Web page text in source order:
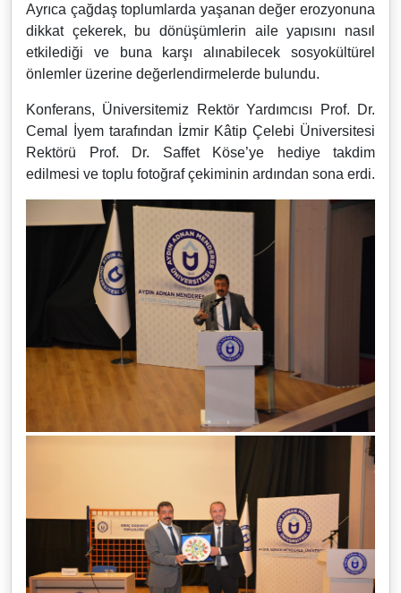
Ayrıca çağdaş toplumlarda yaşanan değer erozyonuna
dikkat çekerek, bu dönüşümlerin aile yapısını nasıl
etkilediği ve buna karşı alınabilecek sosyokültürel
önlemler üzerine değerlendirmelerde bulundu.
Konferans, Üniversitemiz Rektör Yardımcısı Prof. Dr.
Cemal İyem tarafından İzmir Kâtip Çelebi Üniversitesi
Rektörü Prof. Dr. Saffet Köse’ye hediye takdim
edilmesi ve toplu fotoğraf çekiminin ardından sona erdi.